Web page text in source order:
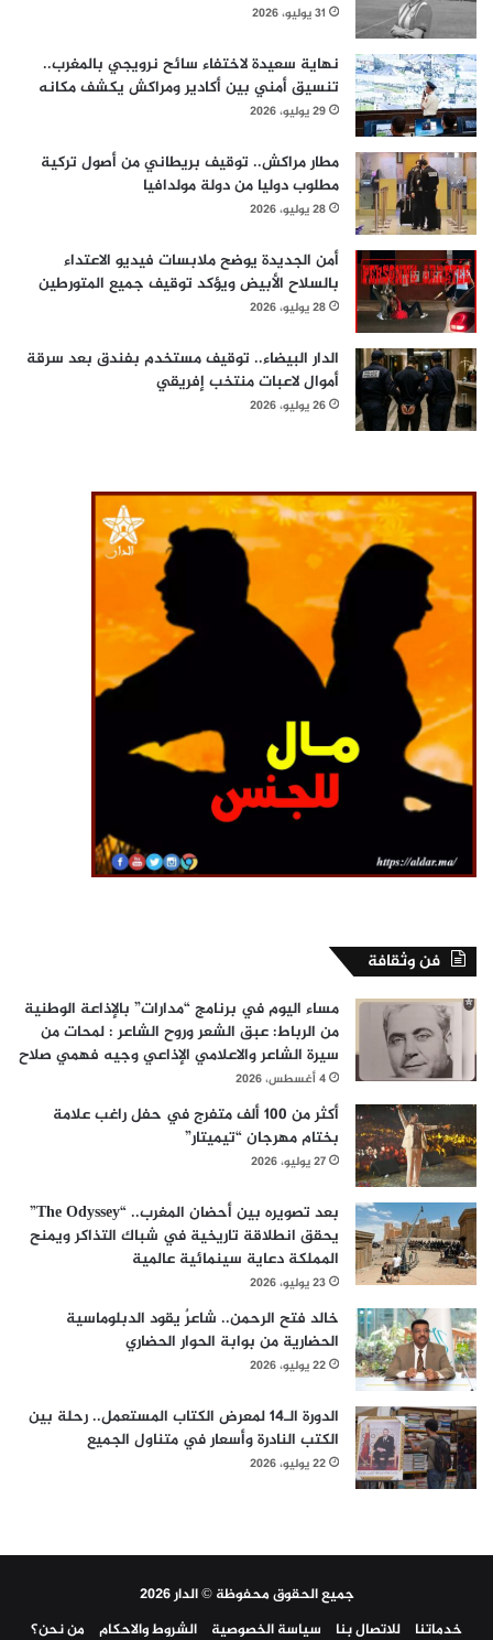
31 يوليو، 2026
نهاية سعيدة لاختفاء سائح نرويجي بالمغرب..
تنسيق أمني بين أكادير ومراكش يكشف مكانه
29 يوليو، 2026
مطار مراكش.. توقيف بريطاني من أصول تركية
مطلوب دوليا من دولة مولدافيا
28 يوليو، 2026
أمن الجديدة يوضح ملابسات فيديو الاعتداء
بالسلاح الأبيض ويؤكد توقيف جميع المتورطين
28 يوليو، 2026
الدار البيضاء.. توقيف مستخدم بفندق بعد سرقة
أموال لاعبات منتخب إفريقي
26 يوليو، 2026
فن وثقافة
مساء اليوم في برنامج “مدارات” بالإذاعة الوطنية
من الرباط: عبق الشعر وروح الشاعر : لمحات من
سيرة الشاعر والاعلامي الإذاعي وجيه فهمي صلاح
4 أغسطس، 2026
أكثر من 100 ألف متفرج في حفل راغب علامة
بختام مهرجان “تيميتار”
27 يوليو، 2026
بعد تصويره بين أحضان المغرب.. “The Odyssey”
يحقق انطلاقة تاريخية في شباك التذاكر ويمنح
المملكة دعاية سينمائية عالمية
23 يوليو، 2026
خالد فتح الرحمن.. شاعرٌ يقود الدبلوماسية
الحضارية من بوابة الحوار الحضاري
22 يوليو، 2026
الدورة الـ14 لمعرض الكتاب المستعمل.. رحلة بين
الكتب النادرة وأسعار في متناول الجميع
22 يوليو، 2026
جميع الحقوق محفوظة © الدار 2026
خدماتنا
للاتصال بنا سياسة الخصوصية الشروط والاحكام من نحن؟